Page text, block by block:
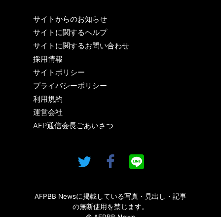
サイトからのお知らせ
サイトに関するヘルプ
サイトに関するお問い合わせ
採用情報
サイトポリシー
プライバシーポリシー
利用規約
運営会社
AFP通信会長ごあいさつ
AFPBB Newsに掲載している写真・見出し・記事
の無断使用を禁じます。